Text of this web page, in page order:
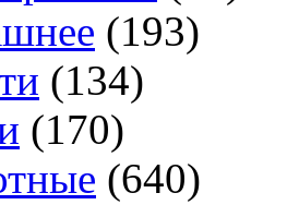
(193)
(134)
(170)
(640)